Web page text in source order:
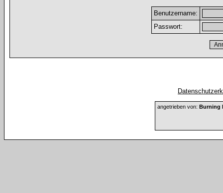
Benutzername:
Passwort:
angetrieben von: Burning